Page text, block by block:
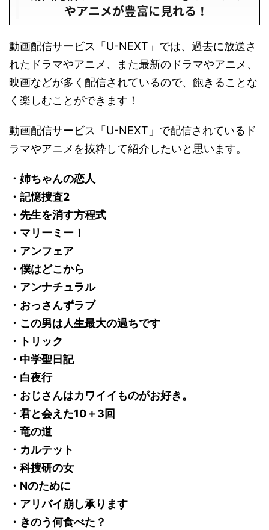
やアニメが豊富に見れる！
動画配信サービス「U-NEXT」では、過去に放送さ
れたドラマやアニメ、また最新のドラマやアニメ、
映画などが多く配信されているので、飽きることな
く楽しむことができます！
動画配信サービス「U-NEXT」で配信されているド
ラマやアニメを抜粋して紹介したいと思います。
・姉ちゃんの恋人
・記憶捜査2
・先生を消す方程式
・マリーミー！
・アンフェア
・僕はどこから
・アンナチュラル
・おっさんずラブ
・この男は人生最大の過ちです
・トリック
・中学聖日記
・白夜行
・おじさんはカワイイものがお好き。
・君と会えた10＋3回
・竜の道
・カルテット
・科捜研の女
・Nのために
・アリバイ崩し承ります
・きのう何食べた？